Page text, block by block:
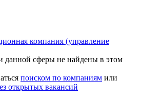
компания (управление
сферы не найдены в этом
поиском по компаниям или
открытых вакансий